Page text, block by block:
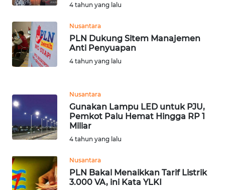
4 tahun yang lalu
Nusantara
PLN Dukung Sitem Manajemen
Anti Penyuapan
4 tahun yang lalu
Nusantara
Gunakan Lampu LED untuk PJU,
Pemkot Palu Hemat Hingga RP 1
Miliar
4 tahun yang lalu
Nusantara
PLN Bakal Menaikkan Tarif Listrik
3.000 VA, ini Kata YLKI
SERAMBI
WN
JAMBI
SULTRA
WN
NTB
WN
SULTENG